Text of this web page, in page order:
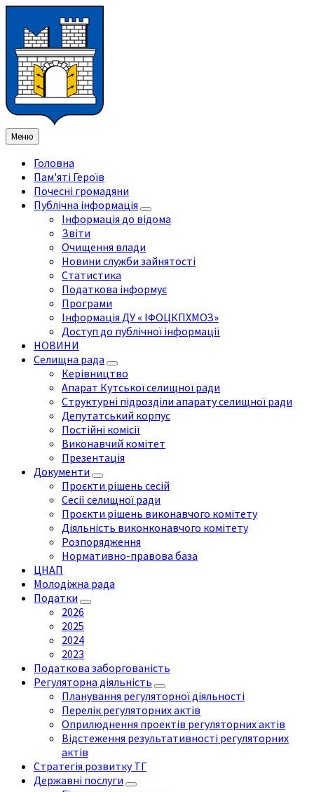
змісту
ліву
бічну
панель
праву
бічну
панель
нижнього
колонтитула
Меню
Головна
Пам'яті Героїв
Почесні громадяни
Публічна інформація
Інформація до відома
Звіти
Очищення влади
Новини служби зайнятості
Статистика
Податкова інформує
Програми
Інформація ДУ « ІФОЦКПХМОЗ»
Доступ до публічної інформації
НОВИНИ
Селищна рада
Керівництво
Апарат Кутської селищної ради
Структурні підрозділи апарату селищної ради
Депутатський корпус
Постійні комісії
Виконавчий комітет
Презентація
Документи
Проєкти рішень сесій
Сесії селищної ради
Проєкти рішень виконавчого комітету
Діяльність виконконавчого комітету
Розпорядження
Нормативно-правова база
ЦНАП
Молодіжна рада
Податки
2026
2025
2024
2023
Податкова заборгованість
Регуляторна діяльність
Планування регуляторної діяльності
Перелік регуляторних актів
Оприлюднення проектів регуляторних актів
Відстеження результативності регуляторних
актів
Стратегія розвитку ТГ
Державні послуги